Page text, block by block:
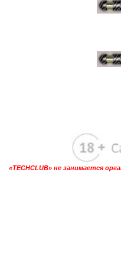
«TECHCLUB» не занимается